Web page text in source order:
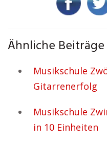
Ähnliche Beiträge
Musikschule
Gitarrenerfolg
Musikschule
in 10 Einheiten